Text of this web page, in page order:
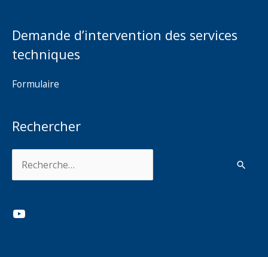
Demande d’intervention des services
techniques
Formulaire
Rechercher
YouTube